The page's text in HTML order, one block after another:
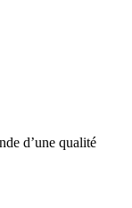
d’une qualité